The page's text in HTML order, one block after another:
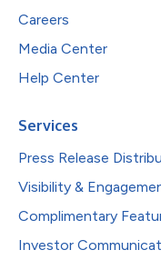
Careers
Media Center
Help Center
Services
Press Release
Visibility &
Complimentary
Investor